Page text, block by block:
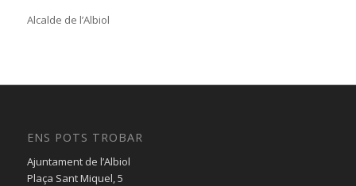
Alcalde de l’Albiol
ENS POTS TROBAR
Ajuntament de l’Albiol
Plaça Sant Miquel, 5